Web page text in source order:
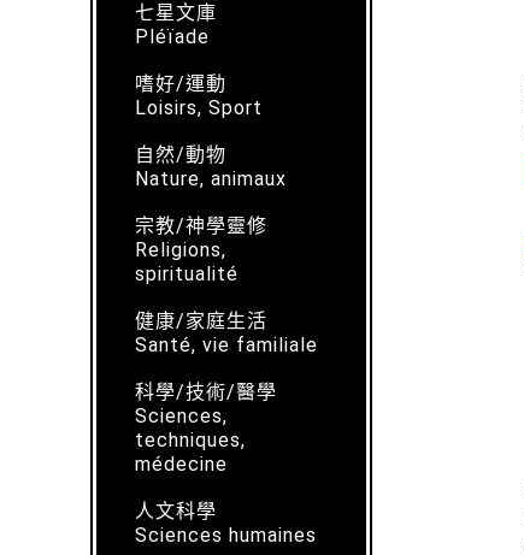
七星文庫
Pléïade
嗜好/運動
Loisirs, Sport
自然/動物
Nature, animaux
宗教/神學靈修
Religions,
spiritualité
健康/家庭生活
Santé, vie familiale
科學/技術/醫學
Sciences,
techniques,
médecine
人文科學
Sciences humaines